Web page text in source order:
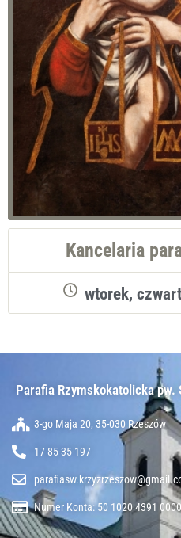
Kancelaria
wtorek,
Parafia Rzymskokatolicka pw.
3-go Maja 20, 35-030 Rzeszów
17 85-35-197
Numer Konta: 50 1020 4391